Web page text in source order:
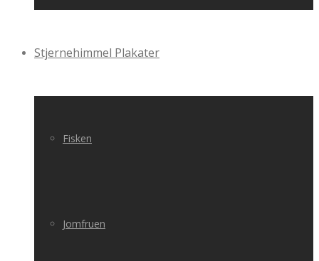
Stjernehimmel Plakater
Fisken
Jomfruen